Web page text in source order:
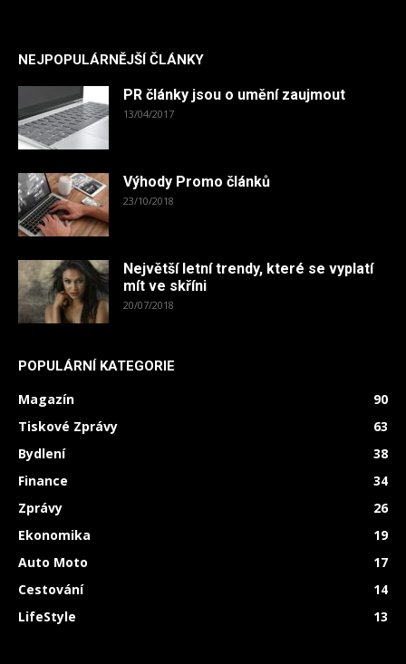
NEJPOPULÁRNĚJŠÍ ČLÁNKY
PR články jsou o umění zaujmout
13/04/2017
Výhody Promo článků
23/10/2018
Největší letní trendy, které se vyplatí
mít ve skříni
20/07/2018
POPULÁRNÍ KATEGORIE
Magazín
90
Tiskové Zprávy
63
Bydlení
38
Finance
34
Zprávy
26
Ekonomika
19
Auto Moto
17
Cestování
14
LifeStyle
13